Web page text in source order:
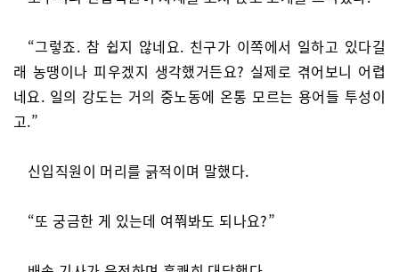
“그렇죠. 참 쉽지 않네요. 친구가 이쪽에서 일하고 있다길
래 농땡이나 피우겠지 생각했거든요? 실제로 겪어보니 어렵
네요. 일의 강도는 거의 중노동에 온통 모르는 용어들 투성이
고.”
신입직원이 머리를 긁적이며 말했다.
“또 궁금한 게 있는데 여쭤봐도 되나요?”